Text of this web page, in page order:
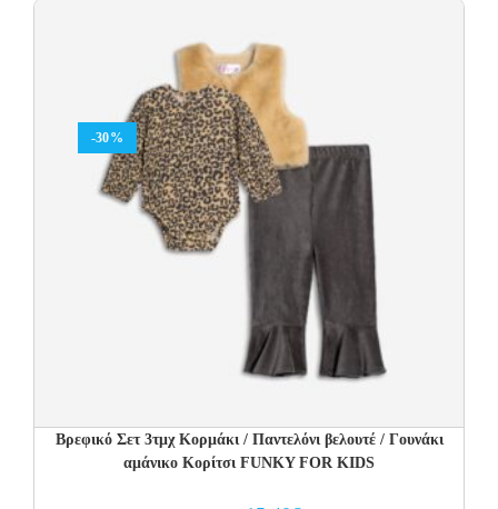
-30%
Βρεφικό Σετ 3τμχ Κορμάκι / Παντελόνι βελουτέ / Γουνάκι
αμάνικο Κορίτσι FUNKY FOR KIDS